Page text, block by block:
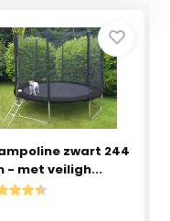
zwart 244
- met veiligh...